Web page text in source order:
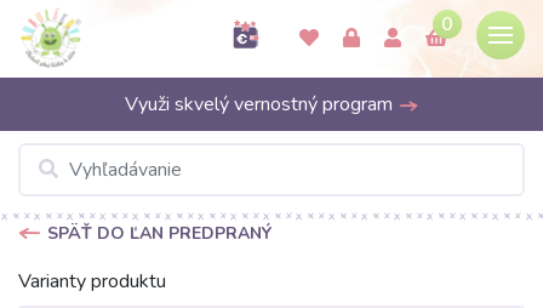
0
Využi skvelý vernostný program
SPÄŤ DO ĽAN PREDPRANÝ
Varianty produktu